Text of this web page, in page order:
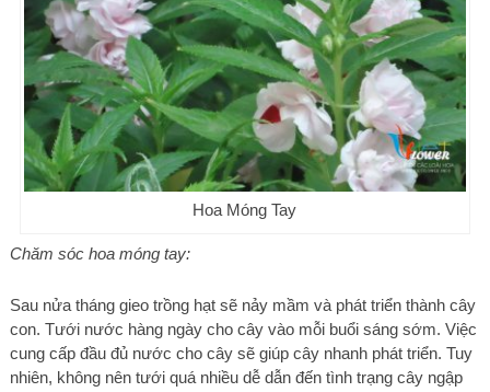
Hoa Móng Tay
Chăm sóc hoa móng tay:
Sau nửa tháng gieo trồng hạt sẽ nảy mầm và phát triển thành cây
con. Tưới nước hàng ngày cho cây vào mỗi buổi sáng sớm. Việc
cung cấp đầu đủ nước cho cây sẽ giúp cây nhanh phát triển. Tuy
nhiên, không nên tưới quá nhiều dễ dẫn đến tình trạng cây ngập